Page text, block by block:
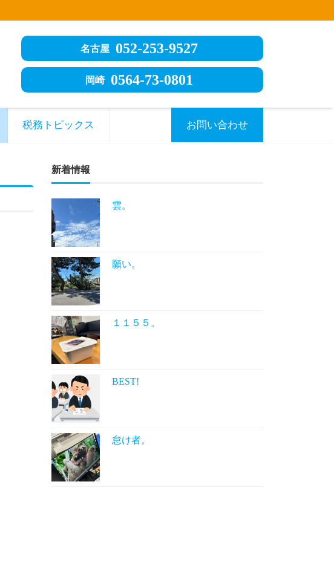
名古屋 052-253-9527
岡崎 0564-73-0801
税務トピックス お問い合わせ
新着情報
雲。
願い。
１１５５。
BEST!
怠け者。